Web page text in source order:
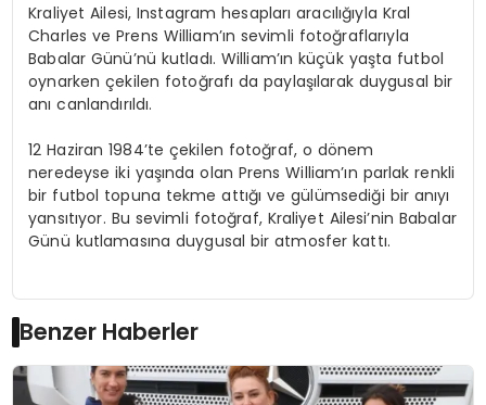
Kraliyet Ailesi, Instagram hesapları aracılığıyla Kral
Charles ve Prens William’ın sevimli fotoğraflarıyla
Babalar Günü’nü kutladı. William’ın küçük yaşta futbol
oynarken çekilen fotoğrafı da paylaşılarak duygusal bir
anı canlandırıldı.
12 Haziran 1984’te çekilen fotoğraf, o dönem
neredeyse iki yaşında olan Prens William’ın parlak renkli
bir futbol topuna tekme attığı ve gülümsediği bir anıyı
yansıtıyor. Bu sevimli fotoğraf, Kraliyet Ailesi’nin Babalar
Günü kutlamasına duygusal bir atmosfer kattı.
Benzer Haberler